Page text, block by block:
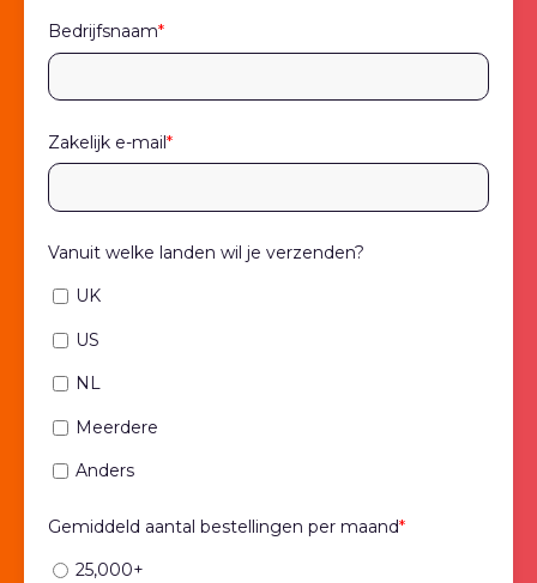
Bedrijfsnaam*
Zakelijk e-mail*
Vanuit welke landen wil je verzenden?
UK
US
NL
Meerdere
Anders
Gemiddeld aantal bestellingen per maand*
25,000+